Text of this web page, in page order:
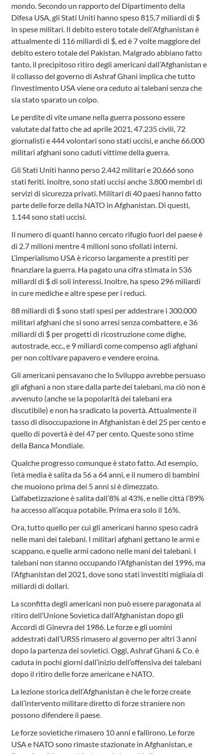
mondo. Secondo un rapporto del Dipartimento della
Difesa USA, gli Stati Uniti hanno speso 815,7 miliardi di $
in spese militari. Il debito estero totale dell’Afghanistan è
attualmente di 116 miliardi di $, ed è 7 volte maggiore del
debito estero totale del Pakistan. Malgrado abbiano fatto
tanto, il precipitoso ritiro degli americani dall’Afghanistan e
il collasso del governo di Ashraf Ghani implica che tutto
l’investimento USA viene ora ceduto ai talebani senza che
sia stato sparato un colpo.
Le perdite di vite umane nella guerra possono essere
valutate dal fatto che ad aprile 2021, 47.235 civili, 72
giornalisti e 444 volontari sono stati uccisi, e anche 66.000
militari afghani sono caduti vittime della guerra.
Gli Stati Uniti hanno perso 2.442 militari e 20.666 sono
stati feriti. Inoltre, sono stati uccisi anche 3.800 membri di
servizi di sicurezza privati. Militari di 40 paesi hanno fatto
parte delle forze della NATO in Afghanistan. Di questi,
1.144 sono stati uccisi.
Il numero di quanti hanno cercato rifugio fuori del paese è
di 2.7 milioni mentre 4 milioni sono sfollati interni.
L’imperialismo USA è ricorso largamente a prestiti per
finanziare la guerra. Ha pagato una cifra stimata in 536
miliardi di $ di soli interessi. Inoltre, ha speso 296 miliardi
in cure mediche e altre spese per i reduci.
88 miliardi di $ sono stati spesi per addestrare i 300.000
militari afghani che si sono arresi senza combattere, e 36
miliardi di $ per progetti di ricostruzione come dighe,
autostrade, ecc., e 9 miliardi come compenso agli afghani
per non coltivare papavero e vendere eroina.
Gli americani pensavano che lo Sviluppo avrebbe persuaso
gli afghani a non stare dalla parte dei talebani, ma ciò non è
avvenuto (anche se la popolarità dei talebani era
discutibile) e non ha sradicato la povertà. Attualmente il
tasso di disoccupazione in Afghanistan è del 25 per cento e
quello di povertà è del 47 per cento. Queste sono stime
della Banca Mondiale.
Qualche progresso comunque è stato fatto. Ad esempio,
l’età media è salita da 56 a 64 anni, e il numero di bambini
che muoiono prima dei 5 anni si è dimezzato.
L’alfabetizzazione è salita dall’8% al 43%, e nelle città l’89%
ha accesso all’acqua potabile. Prima era solo il 16%.
Ora, tutto quello per cui gli americani hanno speso cadrà
nelle mani dei talebani. I militari afghani gettano le armi e
scappano, e quelle armi cadono nelle mani dei talebani. I
talebani non stanno occupando l’Afghanistan del 1996, ma
l’Afghanistan del 2021, dove sono stati investiti migliaia di
miliardi di dollari.
La sconfitta degli americani non può essere paragonata al
ritiro dell’Unione Sovietica dall’Afghanistan dopo gli
Accordi di Ginevra del 1986. Le forze e gli uomini
addestrati dall’URSS rimasero al governo per altri 3 anni
dopo la partenza dei sovietici. Oggi, Ashraf Ghani & Co. è
caduta in pochi giorni dall’inizio dell’offensiva dei talebani
dopo il ritiro delle forze americane e NATO.
La lezione storica dell’Afghanistan è che le forze create
dall’intervento militare diretto di forze straniere non
possono difendere il paese.
Le forze sovietiche rimasero 10 anni e fallirono. Le forze
USA e NATO sono rimaste stazionate in Afghanistan, e